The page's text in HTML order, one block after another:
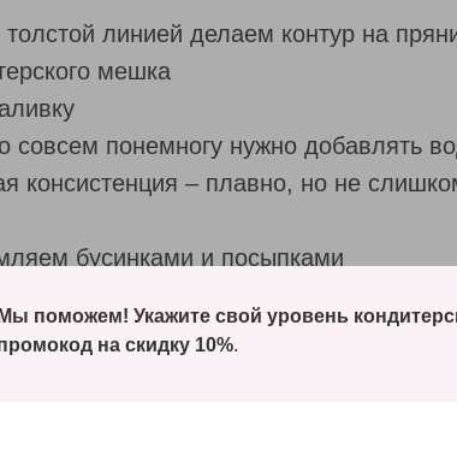
Мы поможем! Укажите свой уровень
на скидку 10%.
линией делаем контур на
мешка
совсем понемногу нужно добавлять
консистенция – плавно, но не
бусинками и посыпками